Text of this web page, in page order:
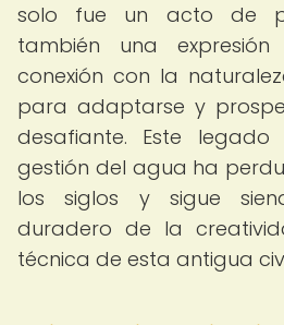
solo fue un acto de
también una
conexión con la
para adaptarse y
desafiante. Este
gestión del agua ha
los siglos y sigue
duradero de la
técnica de esta antigua